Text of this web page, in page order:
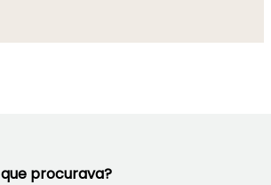
procurava?